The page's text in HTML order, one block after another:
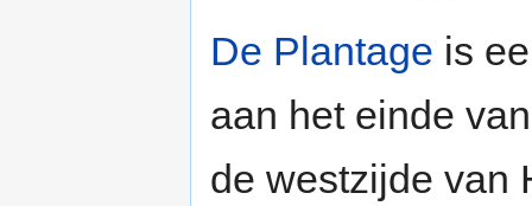
De Plantage is
aan het einde
de westzijde van